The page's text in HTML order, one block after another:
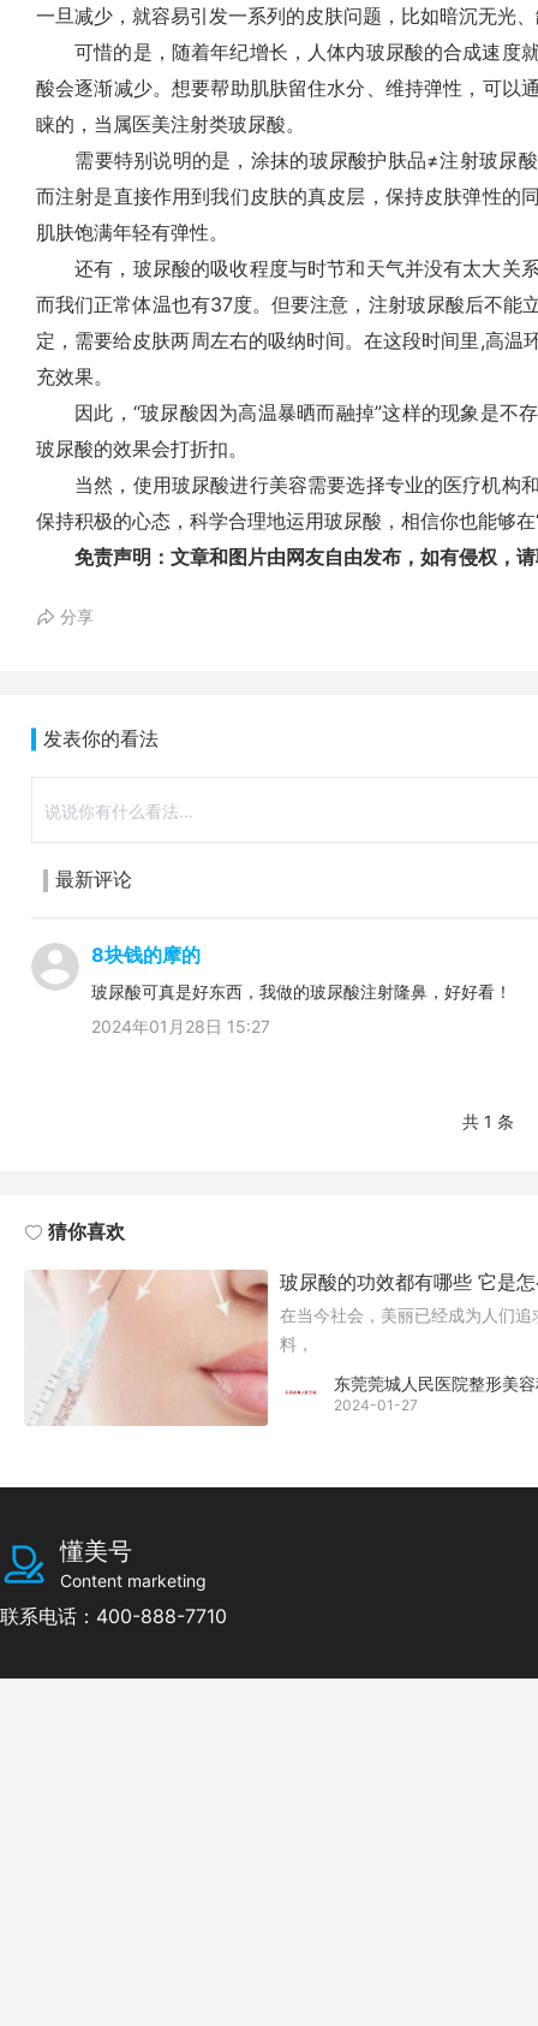
一旦减少，就容易引发一系列的皮肤问题，比如暗沉无光
可惜的是，随着年纪增长，人体内玻尿酸的合成速度
酸会逐渐减少。想要帮助肌肤留住水分、维持弹性，可以
睐的，当属医美注射类玻尿酸。
需要特别说明的是，涂抹的玻尿酸护肤品≠注射玻尿
而注射是直接作用到我们皮肤的真皮层，保持皮肤弹性的
肌肤饱满年轻有弹性。
还有，玻尿酸的吸收程度与时节和天气并没有太大关
而我们正常体温也有37度。但要注意，注射玻尿酸后不能
定，需要给皮肤两周左右的吸纳时间。在这段时间里,高温
充效果。
因此，“玻尿酸因为高温暴晒而融掉”这样的现象是不
玻尿酸的效果会打折扣。
当然，使用玻尿酸进行美容需要选择专业的医疗机构
保持积极的心态，科学合理地运用玻尿酸，相信你也能够
免责声明：文章和图片由网友自由发布，如有侵权，
分享
发表你的看法
最新评论
8块钱的摩的
玻尿酸可真是好东西，我做的玻尿酸注射隆鼻，好好看！
2024年01月28日 15:27
共 1 条
猜你喜欢
玻尿酸的功效都有哪些 它是怎
在当今社会，美丽已经成为人们
料，
东莞莞城人民医院整形美
2024-01-27
懂美号
Content marketing
联系电话：400-888-7710